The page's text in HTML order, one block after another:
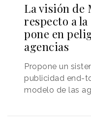
La visión de
respecto a
pone en
agencias
Propone un
publicidad end-
modelo de las